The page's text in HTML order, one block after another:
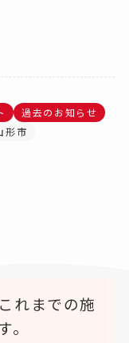
過去のお知らせ
形市
れまでの施